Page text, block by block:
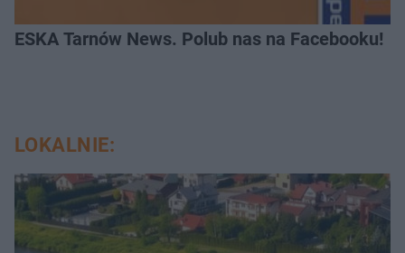
ESKA Tarnów News. Polub nas na Facebooku!
LOKALNIE: